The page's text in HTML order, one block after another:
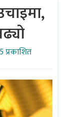
प्रकाशित